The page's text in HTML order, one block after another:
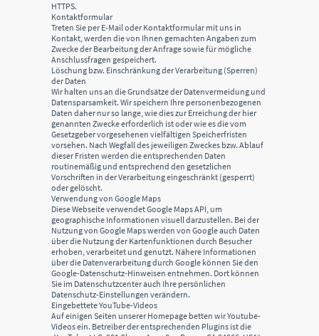
HTTPS.
Kontaktformular
Treten Sie per E-Mail oder Kontaktformular mit uns in
Kontakt, werden die von Ihnen gemachten Angaben zum
Zwecke der Bearbeitung der Anfrage sowie für mögliche
Anschlussfragen gespeichert.
Löschung bzw. Einschränkung der Verarbeitung (Sperren)
der Daten
Wir halten uns an die Grundsätze der Datenvermeidung und
Datensparsamkeit. Wir speichern Ihre personenbezogenen
Daten daher nur so lange, wie dies zur Erreichung der hier
genannten Zwecke erforderlich ist oder wie es die vom
Gesetzgeber vorgesehenen vielfältigen Speicherfristen
vorsehen. Nach Wegfall des jeweiligen Zweckes bzw. Ablauf
dieser Fristen werden die entsprechenden Daten
routinemäßig und entsprechend den gesetzlichen
Vorschriften in der Verarbeitung eingeschränkt (gesperrt)
oder gelöscht.
Verwendung von Google Maps
Diese Webseite verwendet Google Maps API, um
geographische Informationen visuell darzustellen. Bei der
Nutzung von Google Maps werden von Google auch Daten
über die Nutzung der Kartenfunktionen durch Besucher
erhoben, verarbeitet und genutzt. Nähere Informationen
über die Datenverarbeitung durch Google können Sie den
Google-Datenschutz-Hinweisen entnehmen. Dort können
Sie im Datenschutzcenter auch Ihre persönlichen
Datenschutz-Einstellungen verändern.
Eingebettete YouTube-Videos
Auf einigen Seiten unserer Homepage betten wir Youtube-
Videos ein. Betreiber der entsprechenden Plugins ist die